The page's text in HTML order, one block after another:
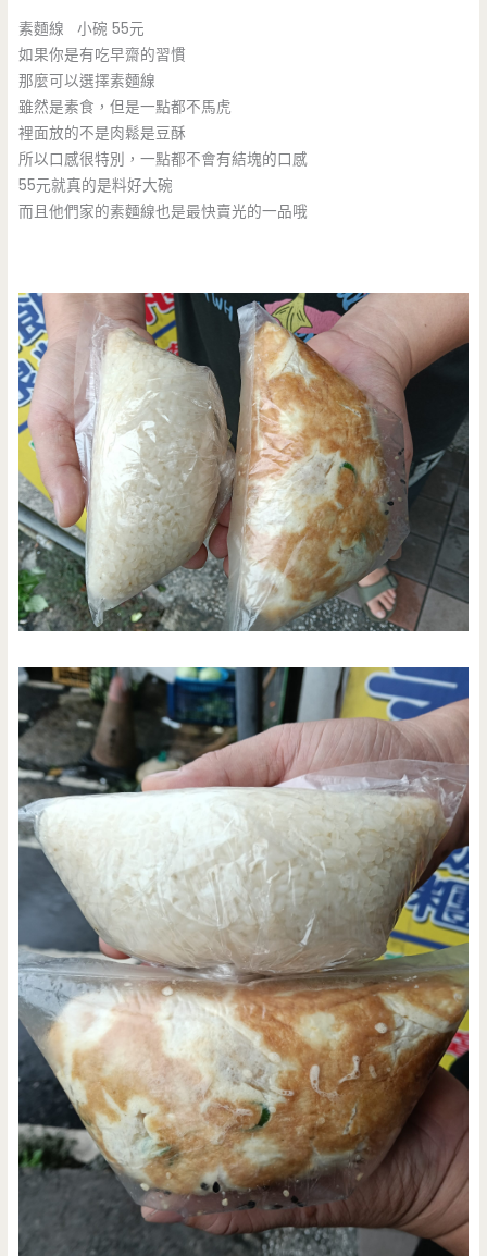
素麵線 小碗 55元
如果你是有吃早齋的習慣
那麼可以選擇素麵線
雖然是素食，但是一點都不馬虎
裡面放的不是肉鬆是豆酥
所以口感很特別，一點都不會有結塊的口感
55元就真的是料好大碗
而且他們家的素麵線也是最快賣光的一品哦